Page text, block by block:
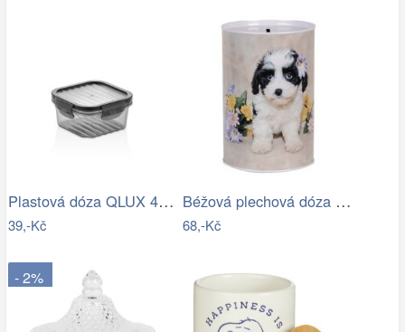
Plastová dóza QLUX 400ml
39,-Kč
Béžová plechová dóza kasička s pejskem …
68,-Kč
- 2%